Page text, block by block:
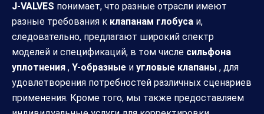
J-VALVES понимает, что разные отрасли имеют
разные требования к клапанам глобуса и,
следовательно, предлагают широкий спектр
моделей и спецификаций, в том числе сильфона
уплотнения , Y-образные и угловые клапаны , для
удовлетворения потребностей различных сценариев
применения. Кроме того, мы также предоставляем